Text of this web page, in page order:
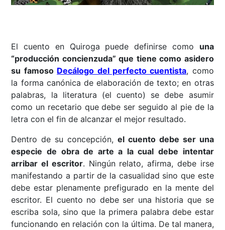
El cuento en Quiroga puede definirse como una
“producción concienzuda” que tiene como asidero
su famoso Decálogo del perfecto cuentista, como
la forma canónica de elaboración de texto; en otras
palabras, la literatura (el cuento) se debe asumir
como un recetario que debe ser seguido al pie de la
letra con el fin de alcanzar el mejor resultado.
Dentro de su concepción, el cuento debe ser una
especie de obra de arte a la cual debe intentar
arribar el escritor. Ningún relato, afirma, debe irse
manifestando a partir de la casualidad sino que este
debe estar plenamente prefigurado en la mente del
escritor. El cuento no debe ser una historia que se
escriba sola, sino que la primera palabra debe estar
funcionando en relación con la última. De tal manera,